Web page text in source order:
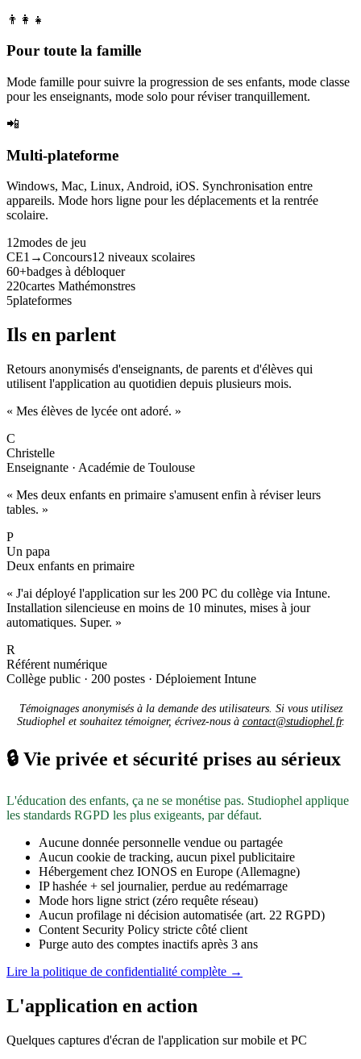
👨‍👩‍👧
Pour toute la famille
Mode famille pour suivre la progression de ses enfants, mode classe
pour les enseignants, mode solo pour réviser tranquillement.
📲
Multi-plateforme
Windows, Mac, Linux, Android, iOS. Synchronisation entre
appareils. Mode hors ligne pour les déplacements et la rentrée
scolaire.
12modes de jeu
CE1→Concours12 niveaux scolaires
60+badges à débloquer
220cartes Mathémonstres
5plateformes
Ils en parlent
Retours anonymisés d'enseignants, de parents et d'élèves qui
utilisent l'application au quotidien depuis plusieurs mois.
« Mes élèves de lycée ont adoré. »
C
Christelle
Enseignante · Académie de Toulouse
« Mes deux enfants en primaire s'amusent enfin à réviser leurs
tables. »
P
Un papa
Deux enfants en primaire
« J'ai déployé l'application sur les 200 PC du collège via Intune.
Installation silencieuse en moins de 10 minutes, mises à jour
automatiques. Super. »
R
Référent numérique
Collège public · 200 postes · Déploiement Intune
Témoignages anonymisés à la demande des utilisateurs. Si vous utilisez
Studiophel et souhaitez témoigner, écrivez-nous à contact@studiophel.fr.
🔒 Vie privée et sécurité prises au sérieux
L'éducation des enfants, ça ne se monétise pas. Studiophel applique
les standards RGPD les plus exigeants, par défaut.
Aucune donnée personnelle vendue ou partagée
Aucun cookie de tracking, aucun pixel publicitaire
Hébergement chez IONOS en Europe (Allemagne)
IP hashée + sel journalier, perdue au redémarrage
Mode hors ligne strict (zéro requête réseau)
Aucun profilage ni décision automatisée (art. 22 RGPD)
Content Security Policy stricte côté client
Purge auto des comptes inactifs après 3 ans
Lire la politique de confidentialité complète →
L'application en action
Quelques captures d'écran de l'application sur mobile et PC